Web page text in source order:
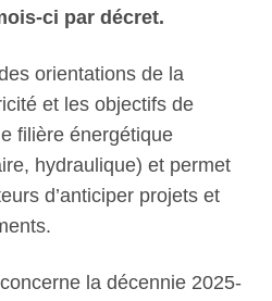
ci par décret.
orientations de la
et les objectifs de
filière énergétique
hydraulique) et permet
d’anticiper projets et
la décennie 2025-